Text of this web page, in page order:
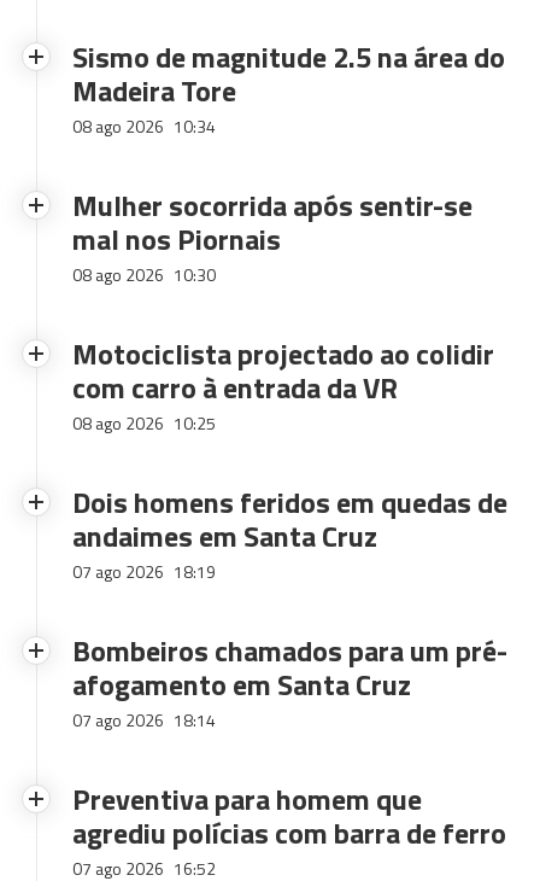
Sismo de magnitude 2.5 na área do
Madeira Tore
08 ago 2026 10:34
Mulher socorrida após sentir-se
mal nos Piornais
08 ago 2026 10:30
Motociclista projectado ao colidir
com carro à entrada da VR
08 ago 2026 10:25
Dois homens feridos em quedas de
andaimes em Santa Cruz
07 ago 2026 18:19
Bombeiros chamados para um pré-
afogamento em Santa Cruz
07 ago 2026 18:14
Preventiva para homem que
agrediu polícias com barra de ferro
07 ago 2026 16:52